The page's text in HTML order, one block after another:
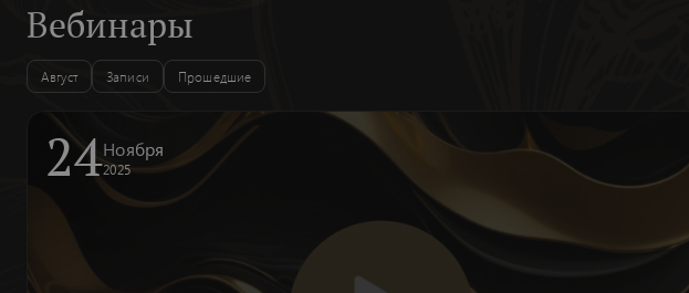
Вебинары
Август Записи Прошедшие
24Ноября
2025